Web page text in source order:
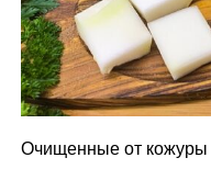
Очищенные от кожуры